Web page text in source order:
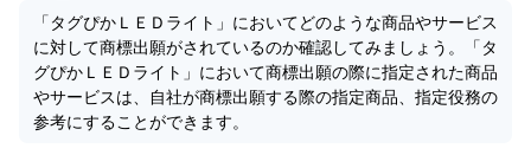
「タグぴかＬＥＤライト」においてどのような商品やサービス
に対して商標出願がされているのか確認してみましょう。「タ
グぴかＬＥＤライト」において商標出願の際に指定された商品
やサービスは、自社が商標出願する際の指定商品、指定役務の
参考にすることができます。